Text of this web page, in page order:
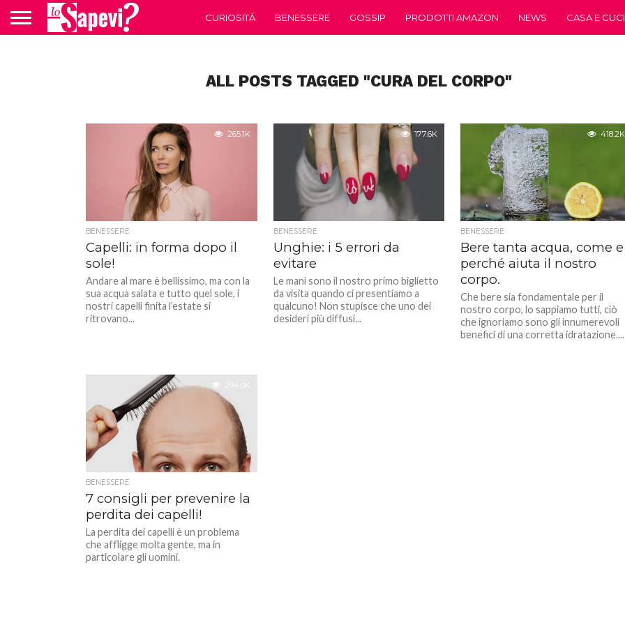
CURIOSITÀ BENESSERE GOSSIP PRODOTTI AMAZON NEWS CASA E
ALL POSTS TAGGED "CURA DEL CORPO"
265.1K
BENESSERE
Capelli: in forma dopo il
sole!
Andare al mare è bellissimo, ma con la
sua acqua salata e tutto quel sole, i
nostri capelli finita l’estate si
ritrovano...
177.6K
BENESSERE
Unghie: i 5 errori da
evitare
Le mani sono il nostro primo biglietto
da visita quando ci presentiamo a
qualcuno! Non stupisce che uno dei
desideri più diffusi...
418.2K
BENESSERE
Bere tanta acqua, come e
perché aiuta il nostro
corpo.
Che bere sia fondamentale per il
nostro corpo, lo sappiamo tutti, ciò
che ignoriamo sono gli innumerevoli
benefici di una corretta idratazione....
294.0K
BENESSERE
7 consigli per prevenire la
perdita dei capelli!
La perdita dei capelli è un problema
che affligge molta gente, ma in
particolare gli uomini.